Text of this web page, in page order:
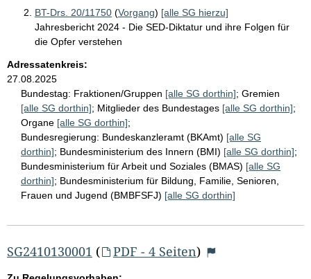
BT-Drs. 20/11750 (Vorgang) [alle SG hierzu]
Jahresbericht 2024 - Die SED-Diktatur und ihre Folgen für
die Opfer verstehen
Adressatenkreis:
27.08.2025
Bundestag: Fraktionen/Gruppen [alle SG dorthin]; Gremien
[alle SG dorthin]; Mitglieder des Bundestages [alle SG dorthin];
Organe [alle SG dorthin];
Bundesregierung: Bundeskanzleramt (BKAmt) [alle SG
dorthin]; Bundesministerium des Innern (BMI) [alle SG dorthin];
Bundesministerium für Arbeit und Soziales (BMAS) [alle SG
dorthin]; Bundesministerium für Bildung, Familie, Senioren,
Frauen und Jugend (BMBFSFJ) [alle SG dorthin]
SG2410130001 ( PDF - 4 Seiten)